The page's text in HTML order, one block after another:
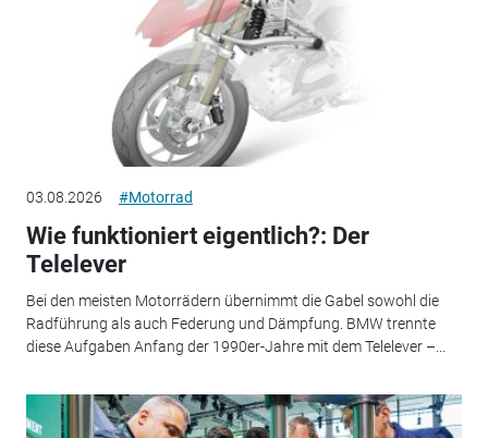
03.08.2026 #Motorrad
Wie funktioniert eigentlich?: Der
Telelever
Bei den meisten Motorrädern übernimmt die Gabel sowohl die
Radführung als auch Federung und Dämpfung. BMW trennte
diese Aufgaben Anfang der 1990er-Jahre mit dem Telelever –...